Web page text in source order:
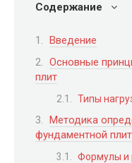
Содержание
Введение
Основные
плит
Типы
Методика
фундаментной
Формулы и